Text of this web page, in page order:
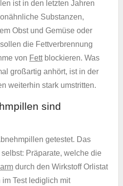
ist in den letzten Jahren
Substanzen,
Obst und Gemüse oder
die Fettverbrennung
von Fettblockieren. Was
großartig anhört, ist in der
weiterhin stark umstritten.
sind
getestet. Das
Präparate, welche die
durch den Wirkstoff Orlistat
Test lediglich mit